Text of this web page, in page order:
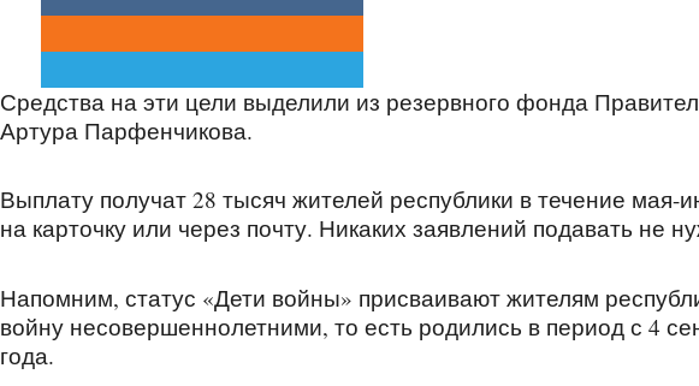
Средства на эти цели выделили из резервного фонда
Артура Парфенчикова.
Выплату получат 28 тысяч жителей республики в течение
на карточку или через почту. Никаких заявлений подавать не
Напомним, статус «Дети войны» присваивают жителям
войну несовершеннолетними, то есть родились в период с 4
года.